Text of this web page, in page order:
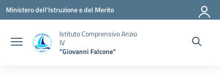
Vai ai contenuti
Vai al menu di navigazione
Vai al footer
Ministero dell'Istruzione e del Merito
Istituto Comprensivo Anzio
IV
"Giovanni Falcone"